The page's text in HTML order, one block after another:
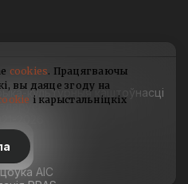
культурныя каштоўнасці
АІС
cookies. Працягваючы
вы даяце згоду на
і карыстальніцкіх